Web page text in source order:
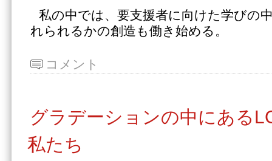
私の中では、要支援者に向けた学びの
れられるかの創造も働き始める。
コメント
グラデーションの中にある
私たち